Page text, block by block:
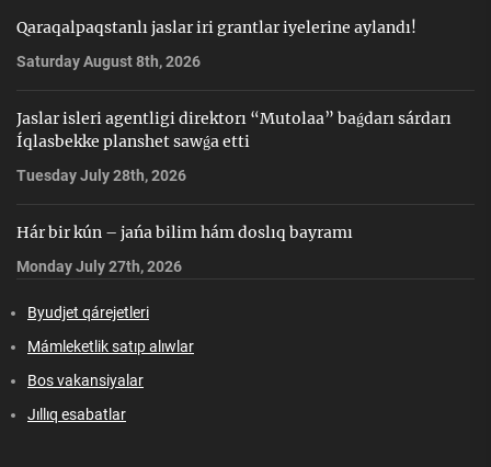
Qaraqalpaqstanlı jaslar iri grantlar iyelerine aylandı!
Saturday August 8th, 2026
Jaslar isleri agentligi direktorı “Mutolaa” baǵdarı sárdarı
Íqlasbekke planshet sawǵa etti
Tuesday July 28th, 2026
Hár bir kún – jańa bilim hám doslıq bayramı
Monday July 27th, 2026
Byudjet qárejetleri
Mámleketlik satıp alıwlar
Bos vakansiyalar
Jıllıq esabatlar